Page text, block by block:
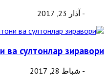
- آذار 23, 2017
ва султонлар зиравори
- شباط 28, 2017